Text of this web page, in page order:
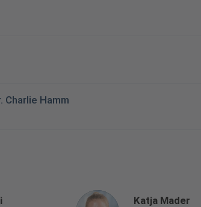
Charlie Hamm
Katja Mader